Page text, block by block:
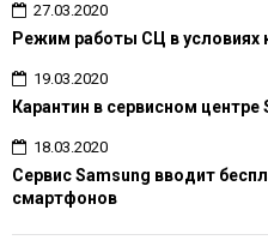
27.03.2020
Режим работы СЦ в условиях
19.03.2020
Карантин в сервисном центре
18.03.2020
Сервис Samsung вводит
смартфонов